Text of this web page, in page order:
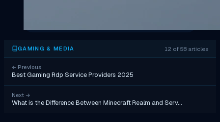
GAMING & MEDIA 12 of 58 articles
← Previous
Best Gaming Rdp Service Providers 2025
Next →
What is the Difference Between Minecraft Realm and Serv…